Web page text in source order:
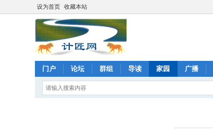
设为首页 收藏本站
门户 论坛 群组 导读 家园 广播